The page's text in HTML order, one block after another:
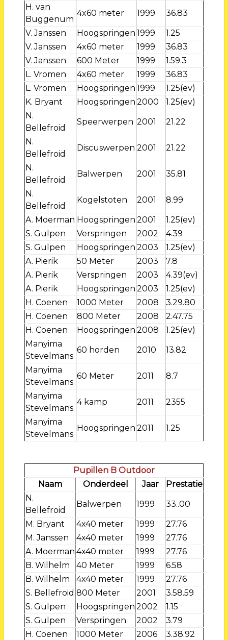
H. van
Buggenum
4x60 meter 1999 36.83
V. Janssen Hoogspringen 1999
1.25
V. Janssen
4x60 meter 1999
36.83
V. Janssen
600 Meter 1999
1.59.3
L. Vromen
4x60 meter 1999
36.83
L. Vromen
Hoogspringen 1999
1.25(ev)
K. Bryant
Hoogspringen 2000
1.25(ev)
N.
Bellefroid
Speerwerpen 2001 21.22
N.
Bellefroid
Discuswerpen 2001 21.22
N.
Bellefroid
Balwerpen 2001 35.81
N.
Bellefroid
Kogelstoten 2001 8.99
A. Moerman Hoogspringen 2001
1.25(ev)
S. Gulpen
Verspringen 2002
4.39
S. Gulpen
Hoogspringen 2003
1.25(ev)
A. Pierik
50 Meter 2003
7.8
A. Pierik
Verspringen 2003
4.39(ev)
A. Pierik
Hoogspringen 2003
1.25(ev)
H. Coenen
1000 Meter 2008
3.29.80
H. Coenen
800 Meter 2008
2.47.75
H. Coenen
Hoogspringen 2008
1.25(ev)
Manyima
Stevelmans
60 horden 2010 13.82
Manyima
Stevelmans
60 Meter 2011 8.7
Manyima
Stevelmans
4 kamp 2011 2355
Manyima
Stevelmans
Hoogspringen 2011 1.25
Pupillen B Outdoor
Naam
Onderdeel Jaar
Prestatie
N.
Bellefroid
Balwerpen 1999 33..00
M. Bryant 4x40 meter 1999
27.76
M. Janssen
4x40 meter 1999
27.76
A. Moerman 4x40 meter 1999
27.76
B. Wilhelm
40 Meter 1999
6.58
B. Wilhelm
4x40 meter 1999
27.76
S. Bellefroid 800 Meter 2001
3.58.59
S. Gulpen
Hoogspringen 2002
1.15
S. Gulpen
Verspringen 2002
3.79
H. Coenen
1000 Meter 2006
3.38.92